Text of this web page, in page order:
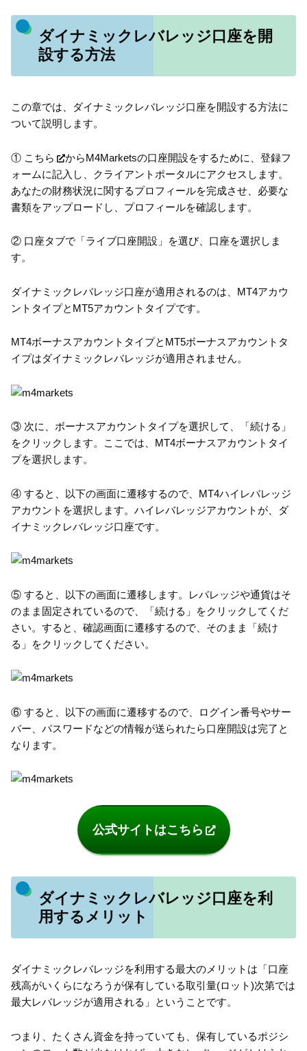
ダイナミックレバレッジ口座を開
設する方法
この章では、ダイナミックレバレッジ口座を開設する方法に
ついて説明します。
① こちら
からM4Marketsの口座開設をするために、登録フ
ォームに記入し、クライアントポータルにアクセスします。
あなたの財務状況に関するプロフィールを完成させ、必要な
書類をアップロードし、プロフィールを確認します。
② 口座タブで「ライブ口座開設」を選び、口座を選択しま
す。
ダイナミックレバレッジ口座が適用されるのは、MT4アカウ
ントタイプとMT5アカウントタイプです。
MT4ボーナスアカウントタイプとMT5ボーナスアカウントタ
イプはダイナミックレバレッジが適用されません。
③ 次に、ボーナスアカウントタイプを選択して、「続ける」
をクリックします。ここでは、MT4ボーナスアカウントタイ
プを選択します。
④ すると、以下の画面に遷移するので、MT4ハイレバレッジ
アカウントを選択します。ハイレバレッジアカウントが、ダ
イナミックレバレッジ口座です。
⑤ すると、以下の画面に遷移します。レバレッジや通貨はそ
のまま固定されているので、「続ける」をクリックしてくだ
さい。すると、確認画面に遷移するので、そのまま「続け
る」をクリックしてください。
⑥ すると、以下の画面に遷移するので、ログイン番号やサー
バー、パスワードなどの情報が送られたら口座開設は完了と
なります。
公式サイトはこちら
ダイナミックレバレッジ口座を利
用するメリット
ダイナミックレバレッジを利用する最大のメリットは「口座
残高がいくらになろうが保有している取引量(ロット)次第では
最大レバレッジが適用される」ということです。
つまり、たくさん資金を持っていても、保有しているポジシ